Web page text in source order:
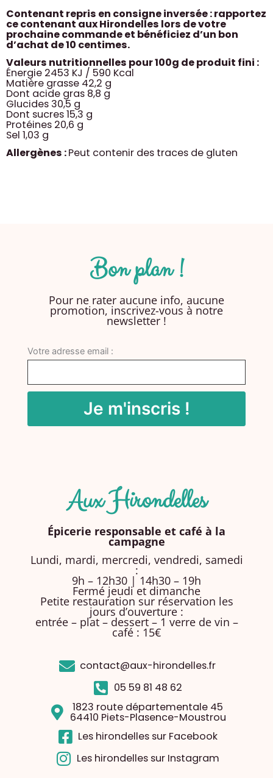
Contenant repris en consigne inversée : rapportez
ce contenant aux Hirondelles lors de votre
prochaine commande et bénéficiez d’un bon
d’achat de 10 centimes.
Valeurs nutritionnelles pour 100g de produit fini :
Énergie 2453 KJ / 590 Kcal
Matière grasse 42,2 g
Dont acide gras 8,8 g
Glucides 30,5 g
Dont sucres 15,3 g
Protéines 20,6 g
Sel 1,03 g
Allergènes :Peut contenir des traces de gluten
Bon plan !
Pour ne rater aucune info, aucune
promotion, inscrivez-vous à notre
newsletter !
Votre adresse email :
Aux Hirondelles
Épicerie responsable et café à la
campagne
Lundi, mardi, mercredi, vendredi, samedi
:
9h – 12h30 | 14h30 – 19h
Fermé jeudi et dimanche
Petite restauration sur réservation les
jours d’ouverture :
entrée – plat – dessert – 1 verre de vin –
café : 15€
contact@aux-hirondelles.fr
05 59 81 48 62
1823 route départementale 45
64410 Piets-Plasence-Moustrou
Les hirondelles sur Facebook
Les hirondelles sur Instagram